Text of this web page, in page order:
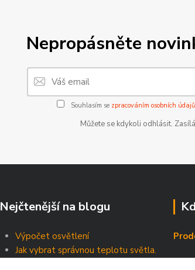
Nepropásněte
Souhlasím se zpracováním osobních údajů
Můžete se kdykoli odhlásit.
Nejčtenější na blogu
Výpočet osvětlení
Jak vybrat správnou teplotu světla.